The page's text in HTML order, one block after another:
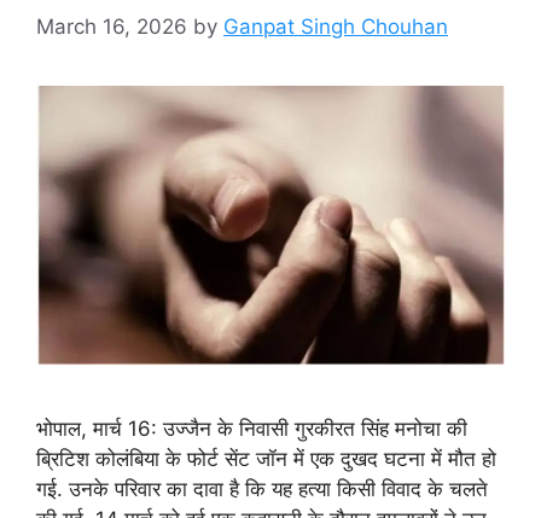
March 16, 2026 by Ganpat Singh Chouhan
भोपाल, मार्च 16: उज्जैन के निवासी गुरकीरत सिंह मनोचा की
ब्रिटिश कोलंबिया के फोर्ट सेंट जॉन में एक दुखद घटना में मौत हो
गई. उनके परिवार का दावा है कि यह हत्या किसी विवाद के चलते